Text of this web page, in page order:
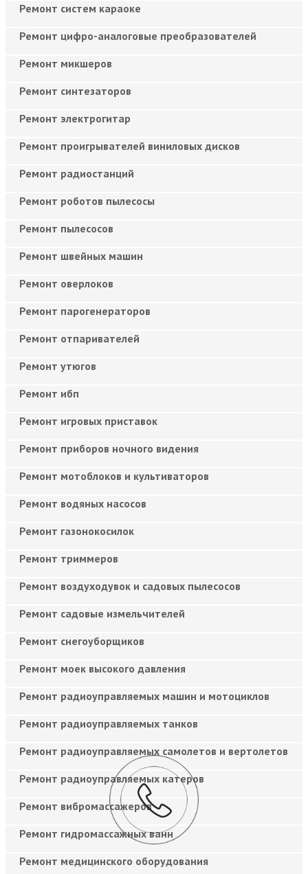
Ремонт систем караоке
Ремонт цифро-аналоговые преобразователей
Ремонт микшеров
Ремонт синтезаторов
Ремонт электрогитар
Ремонт проигрывателей виниловых дисков
Ремонт радиостанций
Ремонт роботов пылесосы
Ремонт пылесосов
Ремонт швейных машин
Ремонт оверлоков
Ремонт парогенераторов
Ремонт отпаривателей
Ремонт утюгов
Ремонт ибп
Ремонт игровых приставок
Ремонт приборов ночного видения
Ремонт мотоблоков и культиваторов
Ремонт водяных насосов
Ремонт газонокосилок
Ремонт триммеров
Ремонт воздуходувок и садовых пылесосов
Ремонт садовые измельчителей
Ремонт снегоуборщиков
Ремонт моек высокого давления
Ремонт радиоуправляемых машин и мотоциклов
Ремонт радиоуправляемых танков
Ремонт радиоуправляемых самолетов и вертолетов
Ремонт радиоуправляемых катеров
Ремонт вибромассажеров
Ремонт гидромассажных ванн
Ремонт медицинского оборудования